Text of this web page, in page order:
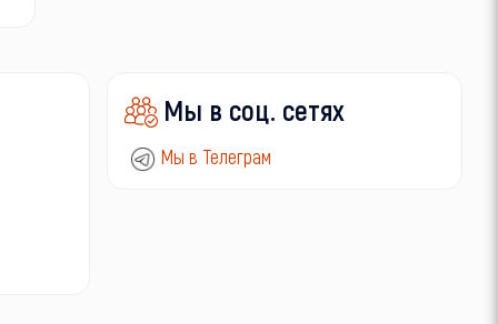
Мы в соц. сетях
Мы в Телеграм